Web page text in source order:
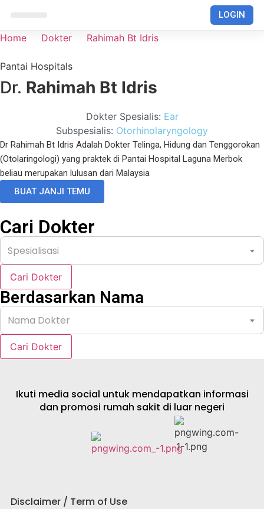
LOGIN
Home Dokter Rahimah Bt Idris
Pantai Hospitals
Dr. Rahimah Bt Idris
Dokter Spesialis: Ear
Subspesialis: Otorhinolaryngology
Dr Rahimah Bt Idris Adalah Dokter Telinga, Hidung dan Tenggorokan
(Otolaringologi) yang praktek di Pantai Hospital Laguna Merbok
beliau merupakan lulusan dari Malaysia
BUAT JANJI TEMU
Cari Dokter
Spesialisasi
Cari Dokter
Berdasarkan Nama
Nama Dokter
Cari Dokter
Ikuti media social untuk mendapatkan informasi
dan promosi rumah sakit di luar negeri
Disclaimer / Term of Use